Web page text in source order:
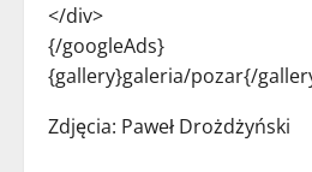
</div>
{/googleAds}
{gallery}galeria/pozar{/
Zdjęcia: Paweł Drożdżyński